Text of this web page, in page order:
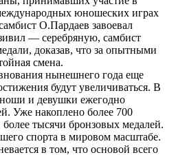
юношеских играх
О.Пардаев завоевал
— серебряную, самбист
доказав, что за опытными
смена.
нынешнего года еще
будут увеличиваться. В
и девушки ежегодно
Уже накоплено более 700
тысячи бронзовых медалей.
спорта в мировом масштабе.
в том, что основой всего